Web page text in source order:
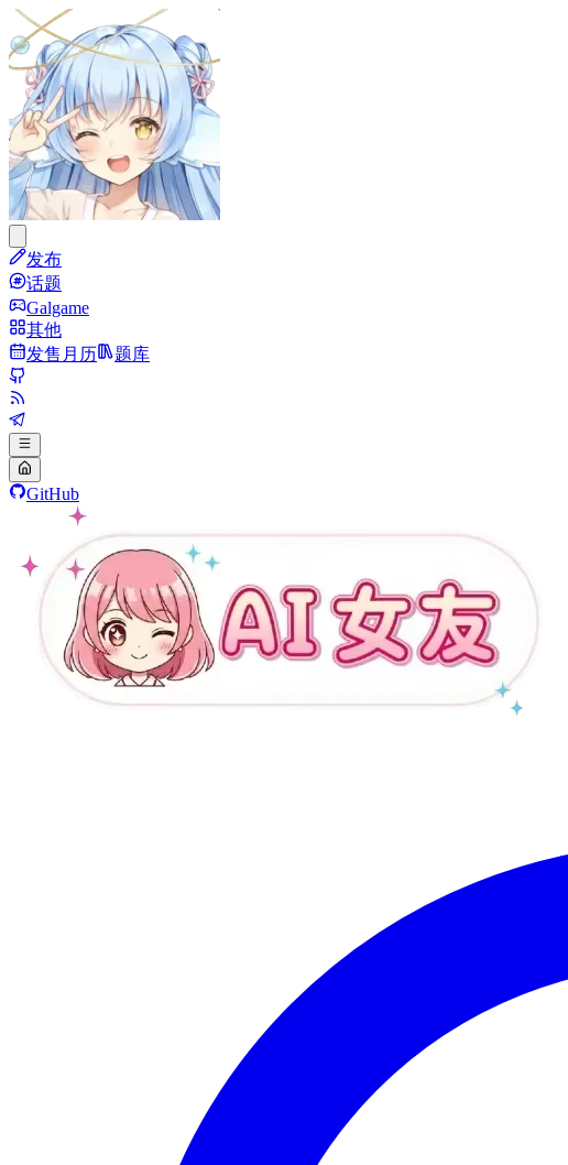
发布
话题
Galgame
其他
发售月历
题库
GitHub